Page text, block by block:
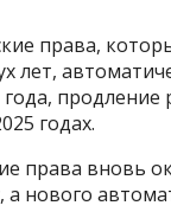
права,
лет,
годах.
права вновь
а нового